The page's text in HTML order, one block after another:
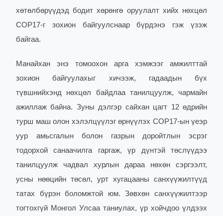
хөтөлбөрүүдэд бодит хөрөнгө оруулалт хийх нөхцөл
COP17-г зохион байгуулснаар бүрдэнэ гэж үзэж
байгаа.
Манайхан энэ томоохон арга хэмжээг амжилттай
зохион байгуулахыг хичээж, гадаадын бүх
түвшнийхэнд нөхцөл байдлаа танилцуулж, чармайн
ажиллаж байна. Зуны дэлгэр сайхан цагт 12 өдрийн
турш маш олон хэлэлцүүлэг өрнүүлэх COP17-ын үеэр
уур амьсгалын болон газрын доройтлын эсрэг
тодорхой санаачилга гаргаж, үр дүнтэй төслүүдээ
танилцуулж чадвал хурлын дараа нөхөн сэргээлт,
усны нөөцийн төсөл, урт хугацааны санхүүжилтүүд
татах бүрэн боломжтой юм. Зөвхөн санхүүжилтээр
тогтохгүй Монгол Улсаа таниулах, үр хойчдоо үлдээх